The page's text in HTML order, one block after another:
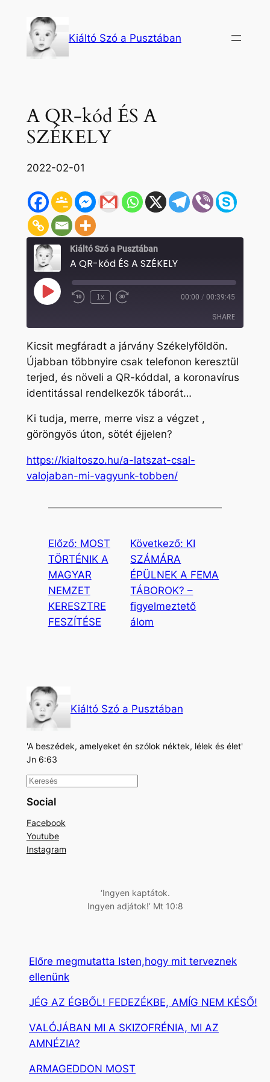
tartalomhoz
Kiáltó Szó a Pusztában
A QR-kód ÉS A
SZÉKELY
2022-02-01
Kiáltó Szó a Pusztában
A QR-kód ÉS A SZÉKELY
Play
Episode Rewind
1x
Fast
seconds
00:00 / 00:39:45
SHARE
SHARE
LINK
Kicsit megfáradt a járvány Székelyföldön.
Újabban többnyire csak telefonon keresztül
terjed, és növeli a QR-kóddal, a koronavírus
identitással rendelkezők táborát…
Ki tudja, merre, merre visz a végzet ,
göröngyös úton, sötét éjjelen?
https://kialtoszo.hu/a-latszat-csal-
valojaban-mi-vagyunk-tobben/
Előző: MOST
TÖRTÉNIK A
MAGYAR
NEMZET
KERESZTRE
FESZÍTÉSE
Következő: KI
SZÁMÁRA
ÉPÜLNEK A FEMA
TÁBOROK? –
figyelmeztető
álom
Kiáltó Szó a Pusztában
'A beszédek, amelyeket én szólok néktek, lélek és élet'
Jn 6:63
K
e
e
s
Social
Facebook
Youtube
Instagram
‘Ingyen kaptátok.
Ingyen adjátok!’ Mt 10:8
Előre megmutatta Isten,hogy mit terveznek
ellenünk
JÉG AZ ÉGBŐL! FEDEZÉKBE, AMÍG NEM KÉSŐ!
VALÓJÁBAN MI A SKIZOFRÉNIA, MI AZ
AMNÉZIA?
ARMAGEDDON MOST